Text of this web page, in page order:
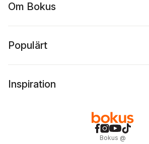
Om Bokus
Populärt
Inspiration
Bokus @